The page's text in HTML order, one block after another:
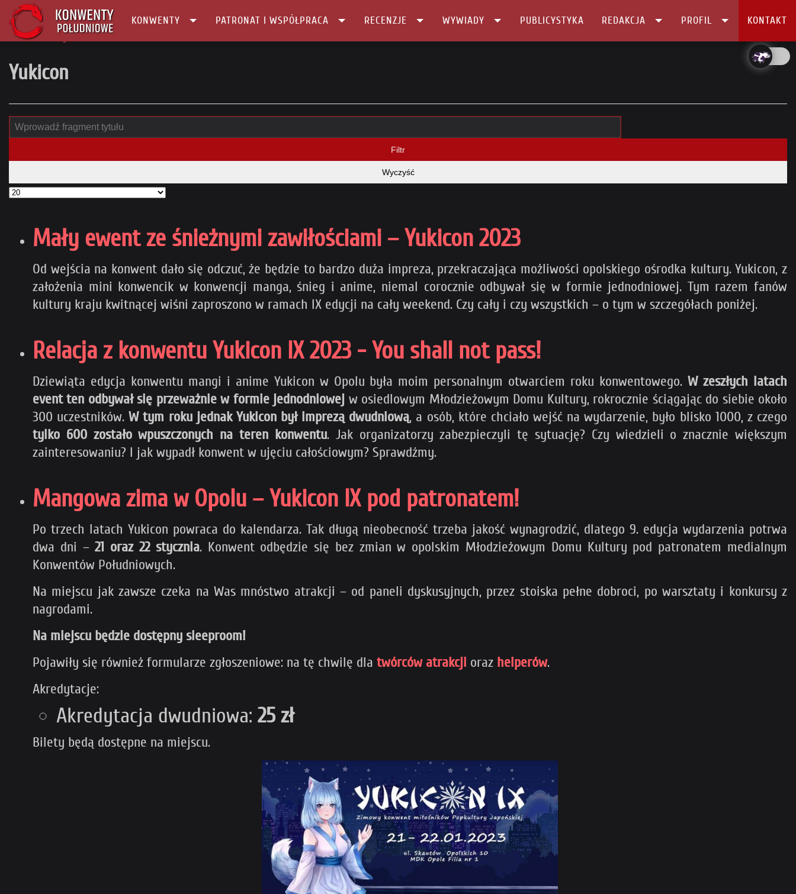
KONWENTY PATRONAT I WSPÓŁPRACA RECENZJE WYWIADY PUBLICYSTYKA REDAKCJA PROFIL KONTAKT
Główna
Yukicon
Filtr
Wyczyść
Mały ewent ze śnieżnymi zawiłościami – Yukicon 2023
Od wejścia na konwent dało się odczuć, że będzie to bardzo duża impreza, przekraczająca możliwości opolskiego ośrodka kultury. Yukicon, z
założenia mini konwencik w konwencji manga, śnieg i anime, niemal corocznie odbywał się w formie jednodniowej. Tym razem fanów
kultury kraju kwitnącej wiśni zaproszono w ramach IX edycji na cały weekend. Czy cały i czy wszystkich – o tym w szczegółach poniżej.
Relacja z konwentu Yukicon IX 2023 - You shall not pass!
Dziewiąta edycja konwentu mangi i anime Yukicon w Opolu była moim personalnym otwarciem roku konwentowego.W zeszłych latach
event ten odbywał się przeważnie w formie jednodniowej w osiedlowym Młodzieżowym Domu Kultury, rokrocznie ściągając do siebie około
300 uczestników.W tym roku jednak Yukicon był imprezą dwudniową, a osób, które chciało wejść na wydarzenie, było blisko 1000, z czego
tylko 600 zostało wpuszczonych na teren konwentu. Jak organizatorzy zabezpieczyli tę sytuację? Czy wiedzieli o znacznie większym
zainteresowaniu? I jak wypadł konwent w ujęciu całościowym? Sprawdźmy.
Mangowa zima w Opolu – Yukicon IX pod patronatem!
Po trzech latach Yukicon powraca do kalendarza. Tak długą nieobecność trzeba jakość wynagrodzić, dlatego 9. edycja wydarzenia potrwa
dwa dni –21 oraz 22 stycznia. Konwent odbędzie się bez zmian w opolskim Młodzieżowym Domu Kultury pod patronatem medialnym
Konwentów Południowych.
Na miejscu jak zawsze czeka na Was mnóstwo atrakcji – od paneli dyskusyjnych, przez stoiska pełne dobroci, po warsztaty i konkursy z
nagrodami.
Na miejscu będzie dostępny sleeproom!
Pojawiły się również formularze zgłoszeniowe: na tę chwilę dla twórców atrakcji oraz helperów.
Akredytacje:
Akredytacja dwudniowa: 25 zł
Bilety będą dostępne na miejscu.